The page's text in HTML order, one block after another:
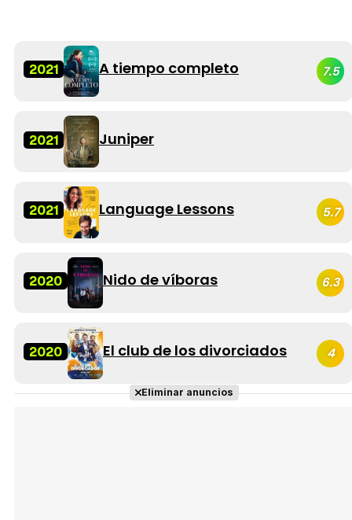
2021 A tiempo completo 7.5
2021 Juniper
2021 Language Lessons 5.7
2020 Nido de víboras 6.3
2020 El club de los divorciados 4
Eliminar anuncios